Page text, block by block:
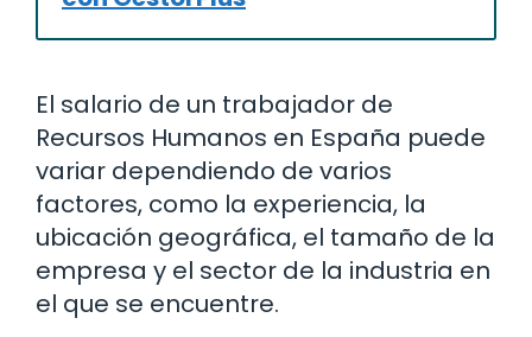
El salario de un trabajador de
Recursos Humanos en España puede
variar dependiendo de varios
factores, como la experiencia, la
ubicación geográfica, el tamaño de la
empresa y el sector de la industria en
el que se encuentre.